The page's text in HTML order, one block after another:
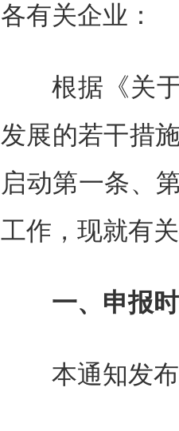
各有关企业：
根据《关
发展的若干措
启动第一条、
工作，现就有
一、申报
本通知发